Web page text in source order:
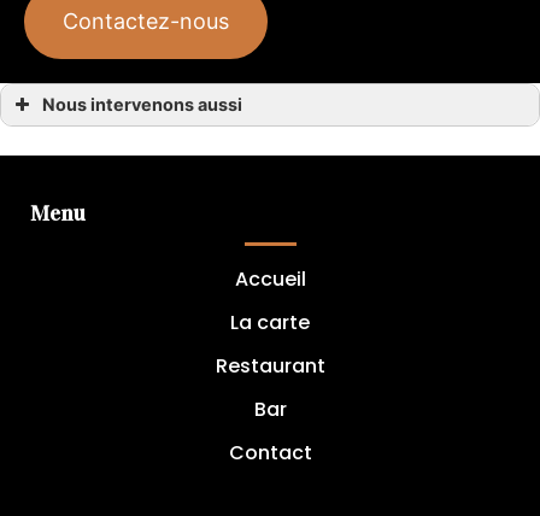
Contactez-nous
Nous intervenons aussi
Bar à cocktail Martillac
Bar à cocktail Canéjan
Menu
Accueil
La carte
Restaurant
Bar
Contact